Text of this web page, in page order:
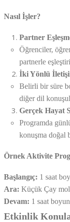
Nasıl İşler?
Partner
Öğrenciler,
partnerle
İki Yönlü
Belirli bir süre
diğer dil
Gerçek Hayat
Programda
konuşma doğal
Örnek Aktivite
Başlangıç: 1 saat
Ara: Küçük Çay
Devam: 1 saat
Etkinlik